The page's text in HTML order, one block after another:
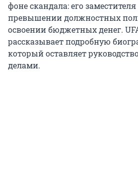
фоне скандала: его
превышении должностных
освоении бюджетных денег.
рассказывает подробную
который оставляет
делами.